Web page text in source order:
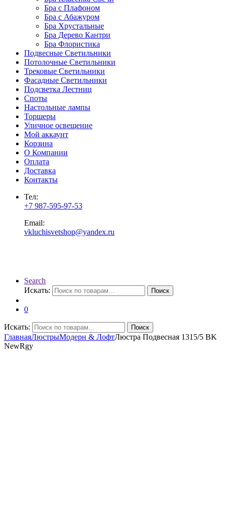
Бра с Плафоном
Бра с Абажуром
Бра Хрустальные
Бра Дерево Кантри
Бра Флористика
Подвесные Светильники
Потолочные Светильники
Трековые Светильники
Фасадные Светильники
Подсветка Лестниц
Споты
Настольные лампы
Торшеры
Уличное освещение
Мой аккаунт
Корзина
О Компании
Оплата
Доставка
Контакты
Тел:
+7 987-595-97-53
Email:
vkluchisvetshop@yandex.ru
Search
Искать:
Поиск
0
Искать: Поиск
ГлавнаяЛюстрыМодерн & ЛофтЛюстра Подвесная 1315/5 BK
NewRgy